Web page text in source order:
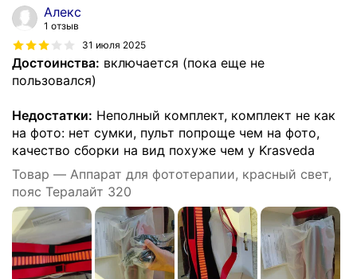
Алекс
1 отзыв
31 июля 2025
Достоинства: включается (пока еще не
пользовался)
Недостатки: Неполный комплект, комплект не как
на фото: нет сумки, пульт попроще чем на фото,
качество сборки на вид похуже чем у Krasveda
Товар — Аппарат для фототерапии, красный свет,
пояс Тералайт 320